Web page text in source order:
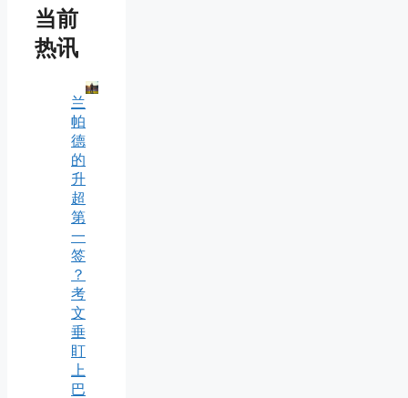
当前
热讯
兰
帕
德
的
升
超
第
一
签
？
考
文
垂
盯
上
巴